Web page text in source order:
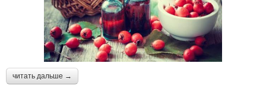
читать дальше →